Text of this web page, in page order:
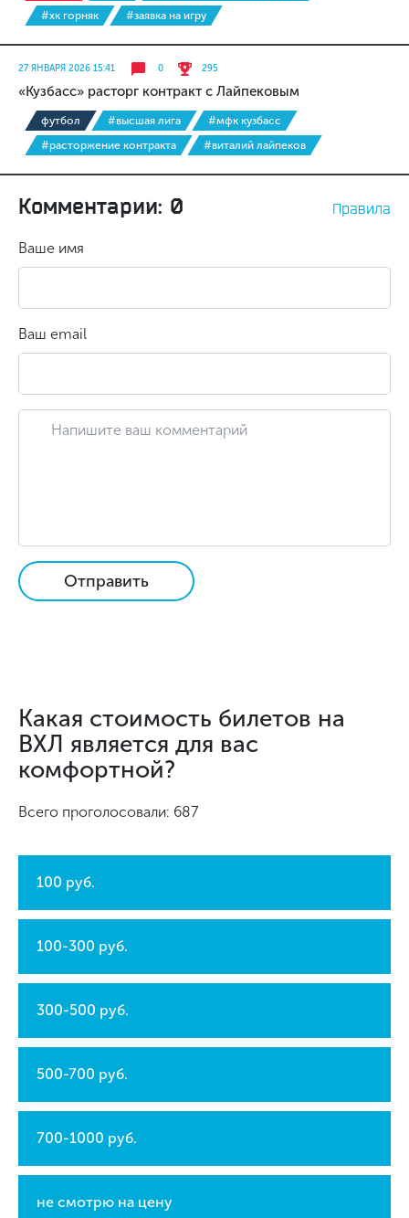
#хк горняк
#заявка на игру
27 ЯНВАРЯ 2026 15:41 0 295
«Кузбасс» расторг контракт с Лайпековым
футбол #высшая лига
#мфк кузбасс
#расторжение контракта
#виталий лайпеков
Комментарии: 0 Правила
Ваше имя
Ваш email
Отправить
Какая стоимость билетов на
ВХЛ является для вас
комфортной?
Всего проголосовали: 687
100 руб.
100-300 руб.
300-500 руб.
500-700 руб.
700-1000 руб.
не смотрю на цену